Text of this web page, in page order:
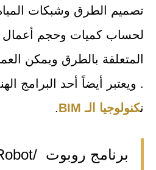
تصميم الطرق وشبكات
لحساب كميات وحجم أعمال
المتعلقة بالطرق ويمكن
. ويعتبر أيضاً أحد البرامج
تكنولوجيا الـ BIM .
برنامج روبوت /Robot/